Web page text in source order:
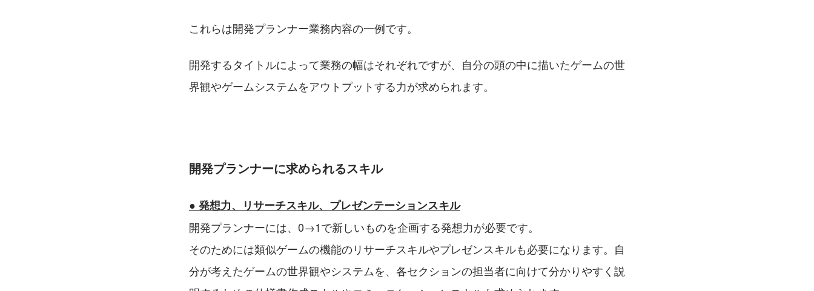
これらは開発プランナー業務内容の一例です。
開発するタイトルによって業務の幅はそれぞれですが、自分の頭の中に描いたゲームの世
界観やゲームシステムをアウトプットする力が求められます。
開発プランナーに求められるスキル
● 発想力、リサーチスキル、プレゼンテーションスキル
開発プランナーには、0→1で新しいものを企画する発想力が必要です。
そのためには類似ゲームの機能のリサーチスキルやプレゼンスキルも必要になります。自
分が考えたゲームの世界観やシステムを、各セクションの担当者に向けて分かりやすく説